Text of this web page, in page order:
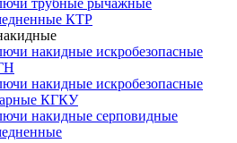
трубные рычажные
КТР
накидные искробезопасные
накидные искробезопасные
КГКУ
накидные серповидные